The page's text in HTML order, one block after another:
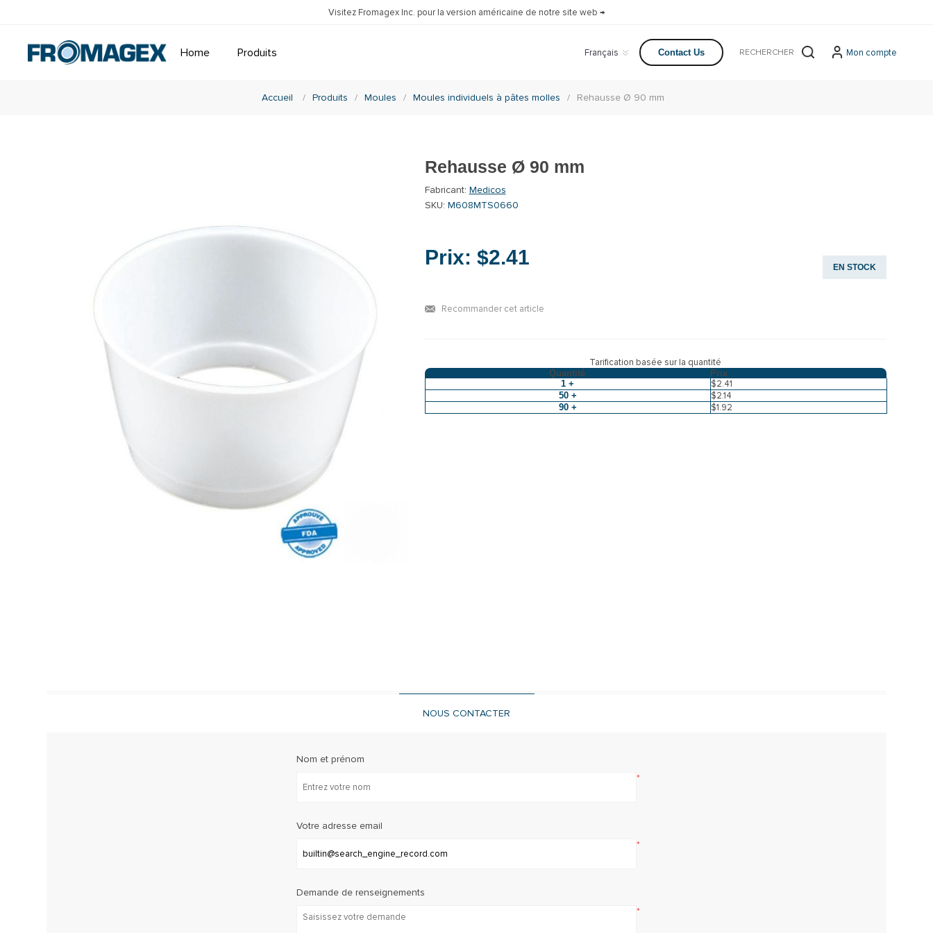
Visitez Fromagex Inc. pour la version américaine de notre site web →
Contact Us Mon compte
Home Produits
Accueil / Produits / Moules / Moules individuels à pâtes molles / Rehausse Ø 90 mm
Rehausse Ø 90 mm
Fabricant: Medicos
SKU: M608MTS0660
Prix: $2.41 EN STOCK
Recommander cet article
Tarification basée sur la quantité
Quantité
Prix
1 +
$2.41
50 + $2.14
90 + $1.92
NOUS CONTACTER
Nom et prénom
*
Votre adresse email
*
Demande de renseignements
*